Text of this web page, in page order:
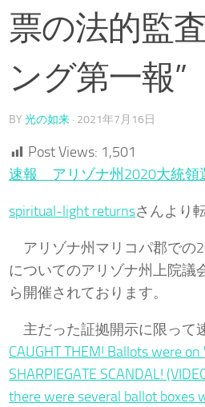
票の法的監
ング第一報”
BY 光の如来 · 2021年7月16日
Post Views: 1,501
速報 アリゾナ州2020大統領
spiritual-light returnsさんより
アリゾナ州マリコパ郡での
についてのアリゾナ州上院議
ら開催されております。
主だった証拠開示に限って
CAUGHT THEM! Ballots were
SHARPIEGATE SCANDAL!
there were several ballot boxes